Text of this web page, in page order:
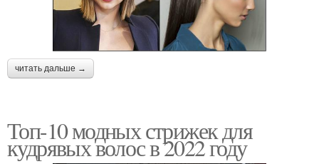
читать дальше →
Топ-10 модных стрижек для
кудрявых волос в 2022 году